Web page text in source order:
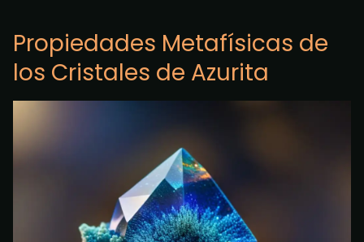
Propiedades Metafísicas de
los Cristales de Azurita